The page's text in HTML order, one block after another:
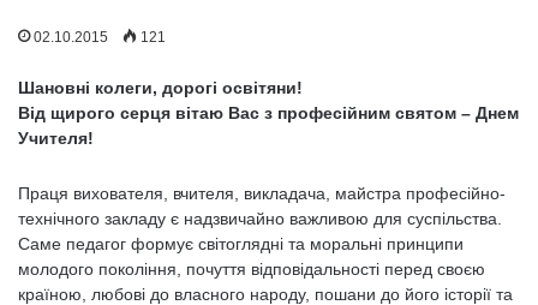
02.10.2015 121
Шановні колеги, дорогі освітяни!
Від щирого серця вітаю Вас з професійним святом – Днем
Учителя!
Праця вихователя, вчителя, викладача, майстра професійно-
технічного закладу є надзвичайно важливою для суспільства.
Саме педагог формує світоглядні та моральні принципи
молодого покоління, почуття відповідальності перед своєю
країною, любові до власного народу, пошани до його історії та